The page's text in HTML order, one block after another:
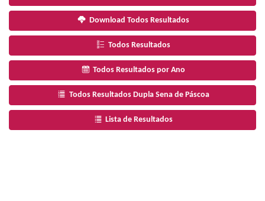
Download Todos Resultados
Todos Resultados
Todos Resultados por Ano
Todos Resultados Dupla Sena de Páscoa
Lista de Resultados